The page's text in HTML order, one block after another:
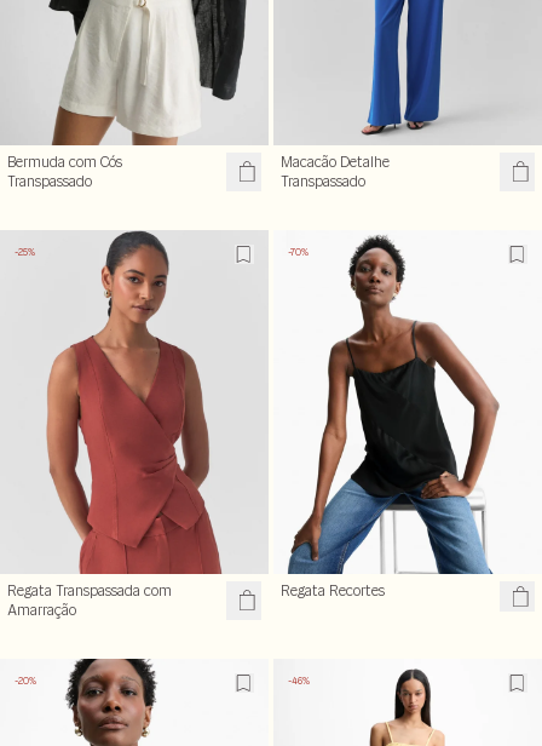
Bermuda com Cós
Transpassado
Macacão Detalhe
Transpassado
-25%
Regata Transpassada com
Amarração
-70%
Regata Recortes
-20% -46%